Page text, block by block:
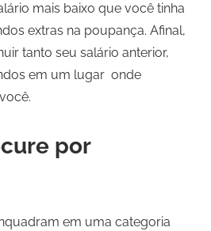
mais baixo que você tinha
extras na poupança. Afinal,
tanto seu salário anterior,
em um lugar onde
por
em uma categoria